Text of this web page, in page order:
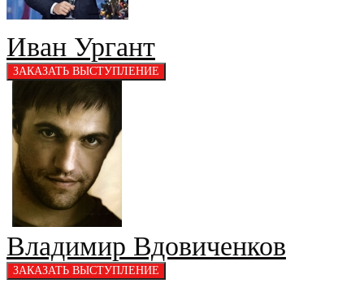
Иван Ургант
Владимир Вдовиченков